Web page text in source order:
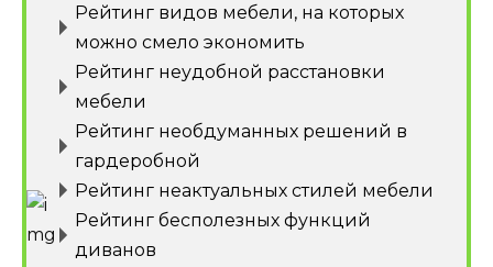
Рейтинг видов мебели, на которых
можно смело экономить
Рейтинг неудобной расстановки
мебели
Рейтинг необдуманных решений в
гардеробной
Рейтинг неактуальных стилей мебели
Рейтинг бесполезных функций
диванов